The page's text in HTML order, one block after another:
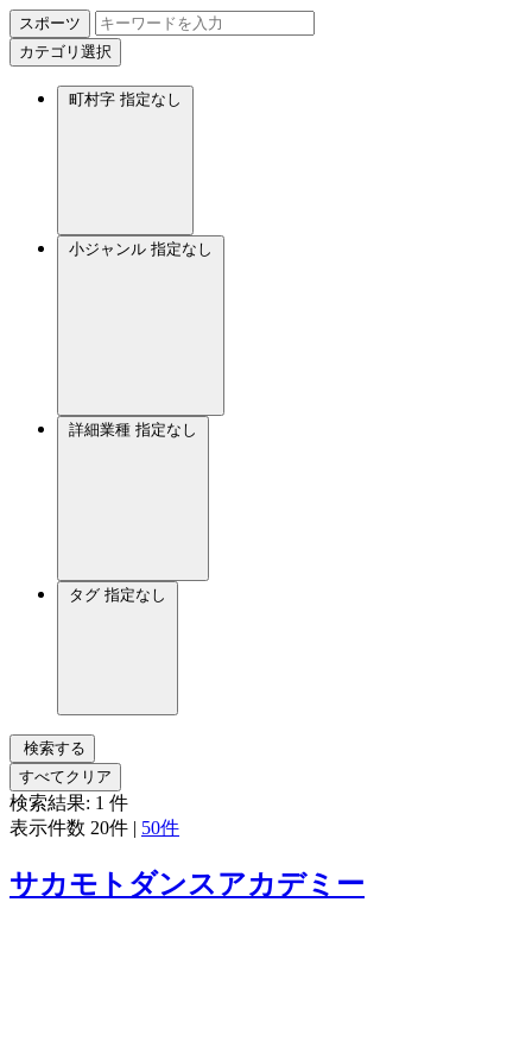
スポーツ
カテゴリ選択
町村字 指定なし
小ジャンル 指定なし
詳細業種 指定なし
タグ 指定なし
検索する
すべてクリア
検索結果: 1 件
表示件数 20件 | 50件
サカモトダンスアカデミー